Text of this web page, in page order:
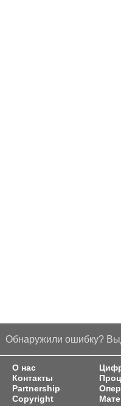
Обнаружили ошибку?
О нас
Контакты
Partnership
Copyright